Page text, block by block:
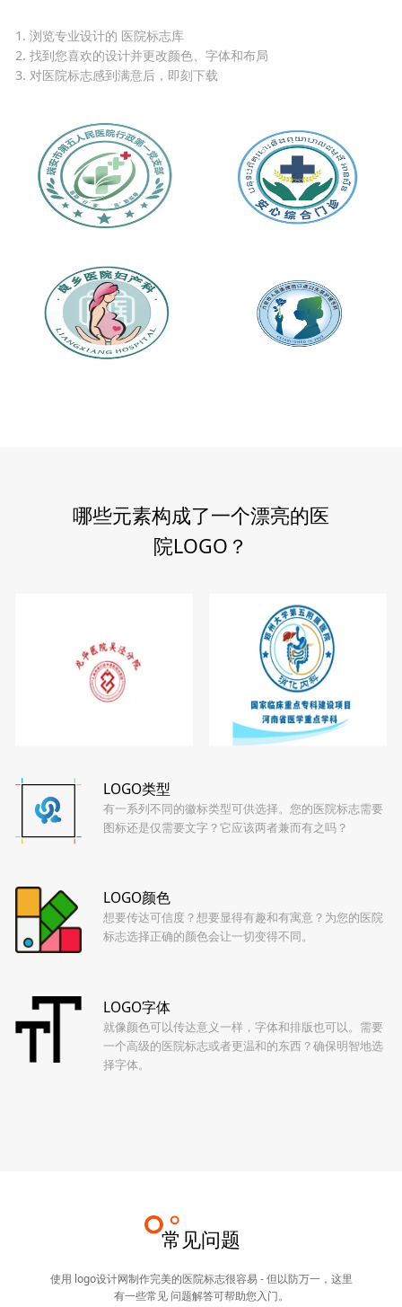
1. 浏览专业设计的 医院标志库
2. 找到您喜欢的设计并更改颜色、字体和布局
3. 对医院标志感到满意后，即刻下载
哪些元素构成了一个漂亮的医
院LOGO？
LOGO类型
有一系列不同的徽标类型可供选择。您的医院标志需要
图标还是仅需要文字？它应该两者兼而有之吗？
LOGO颜色
想要传达可信度？想要显得有趣和有寓意？为您的医院
标志选择正确的颜色会让一切变得不同。
LOGO字体
就像颜色可以传达意义一样，字体和排版也可以。需要
一个高级的医院标志或者更温和的东西？确保明智地选
择字体。
常见问题
使用 logo设计网制作完美的医院标志很容易 - 但以防万一，这里
有一些常见 问题解答可帮助您入门。